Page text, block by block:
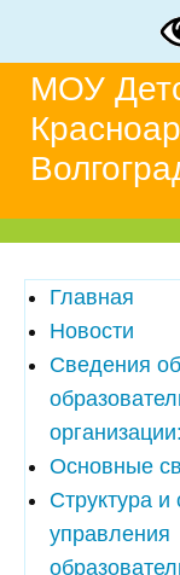
МОУ
Главная
Новости
Сведения об
организации:
Основные
Структура и
управления